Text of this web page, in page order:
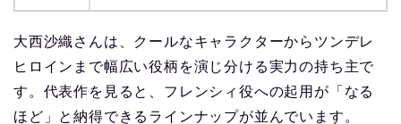
大西沙織さんは、クールなキャラクターからツンデレ
ヒロインまで幅広い役柄を演じ分ける実力の持ち主で
す。代表作を見ると、フレンシィ役への起用が「なる
ほど」と納得できるラインナップが並んでいます。